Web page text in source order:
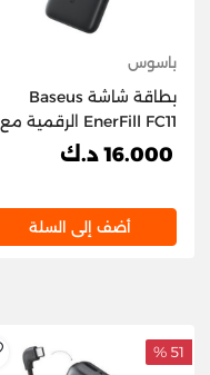
باسوس
بطاقة شاشة Baseus
EnerFill FC11 الرقمية مع
كابلين USB-C مدمجين
16.000 د.ك
أضف إلى السلة
51 %